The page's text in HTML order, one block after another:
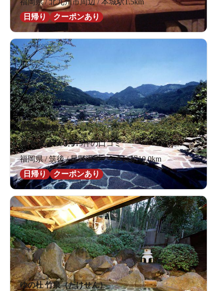
福岡県 / 北九州市周辺 / 本城駅1.5km
日帰り
クーポンあり
星野温泉館きらら
★★★★★3.915件の口コミ
福岡県 / 筑後 / 星野温泉 / うきは駅10.0km
日帰り
クーポンあり
ゆの杜 竹泉（たけせん）